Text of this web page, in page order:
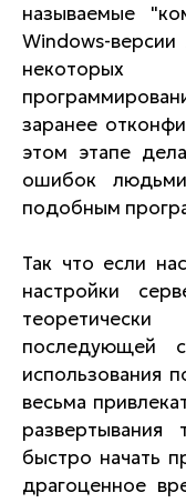
называемые
Windows-
заранее
этом этапе
ошибок
подобным
Так что если
настройки
последующей
использования
весьма
развертывания
быстро начать
драгоценное